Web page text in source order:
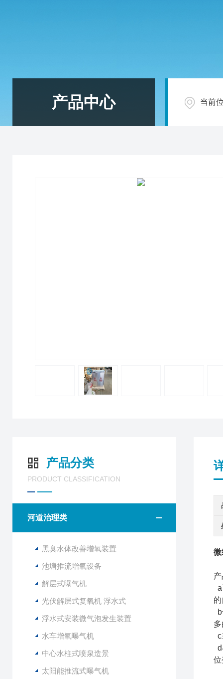
产品中心 当前
产品分类
PRODUCT CLASSIFICATION
河道治理类
黑臭水体改善增氧装置
池塘推流增氧设备
解层式曝气机
光伏解层式复氧机 浮水式
浮水式安装微气泡发生装置
水车增氧曝气机
中心水柱式喷泉造景
太阳能推流式曝气机
微
c
位